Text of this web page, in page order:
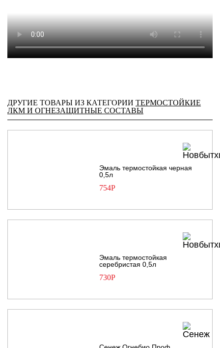
ДРУГИЕ ТОВАРЫ ИЗ КАТЕГОРИИ ТЕРМОСТОЙКИЕ
ЛКМ И ОГНЕЗАЩИТНЫЕ СОСТАВЫ
Эмаль термостойкая черная
0,5л
754Р
Эмаль термостойкая
серебристая 0,5л
730Р